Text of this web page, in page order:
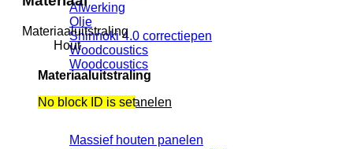
Afwerking
Olie
Shinnoki 4.0 correctiepen
Woodcoustics
Woodcoustics
Massieve panelen
Massief houten panelen
Materiaaluitstraling
Hout
Materiaaluitstraling
No block ID is set